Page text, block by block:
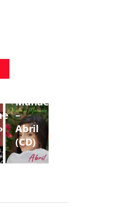
Manuela
–
Abril
(CD)